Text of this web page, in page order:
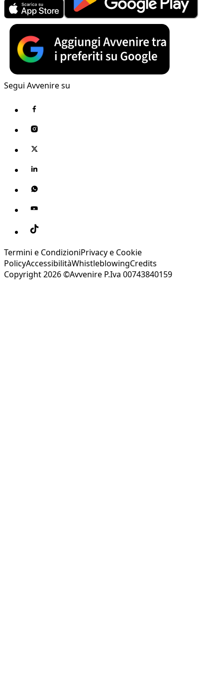
Segui Avvenire su
Termini e CondizioniPrivacy e Cookie
PolicyAccessibilitàWhistleblowingCredits
Copyright 2026 ©Avvenire P.Iva 00743840159